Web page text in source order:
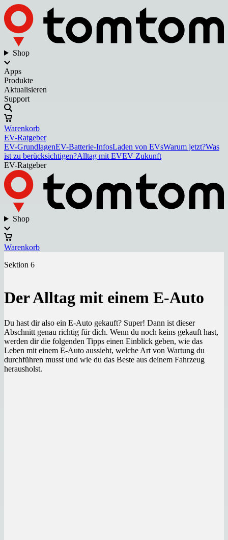
Shop
Apps
Produkte
Aktualisieren
Support
Warenkorb
EV-Ratgeber
EV-GrundlagenEV-Batterie-InfosLaden von EVsWarum jetzt?Was
ist zu berücksichtigen?Alltag mit EVEV Zukunft
EV-Ratgeber
Shop
Warenkorb
Sektion 6
Der Alltag mit einem E-Auto
Du hast dir also ein E-Auto gekauft? Super! Dann ist dieser
Abschnitt genau richtig für dich. Wenn du noch keins gekauft hast,
werden dir die folgenden Tipps einen Einblick geben, wie das
Leben mit einem E-Auto aussieht, welche Art von Wartung du
durchführen musst und wie du das Beste aus deinem Fahrzeug
herausholst.